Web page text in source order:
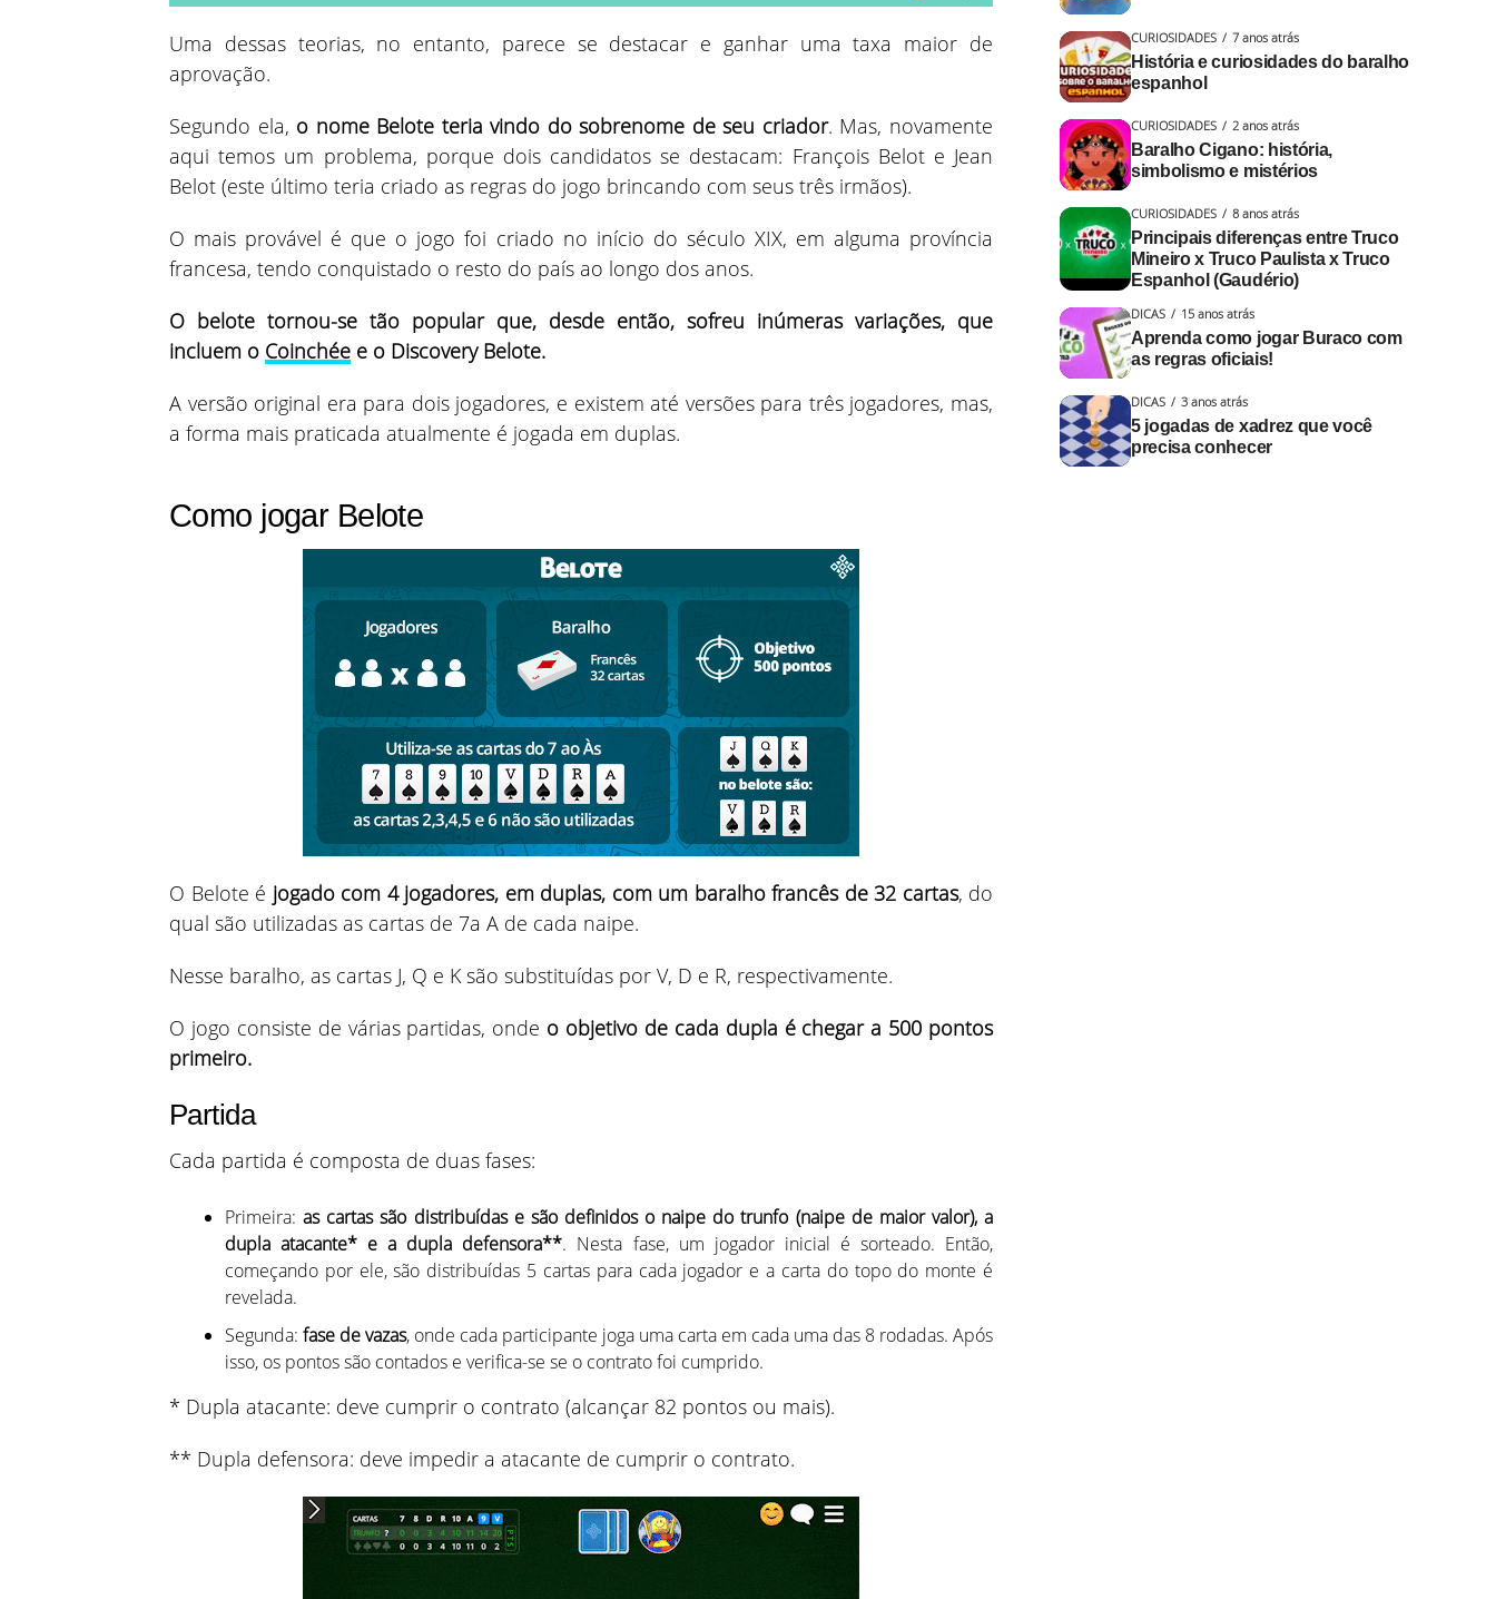
Uma dessas teorias, no entanto, parece se destacar e ganhar uma taxa maior de
aprovação.
Segundo ela, o nome Belote teria vindo do sobrenome de seu criador. Mas, novamente
aqui temos um problema, porque dois candidatos se destacam: François Belot e Jean
Belot (este último teria criado as regras do jogo brincando com seus três irmãos).
O mais provável é que o jogo foi criado no início do século XIX, em alguma província
francesa, tendo conquistado o resto do país ao longo dos anos.
O belote tornou-se tão popular que, desde então, sofreu inúmeras variações, que
incluem o Coinchée e o Discovery Belote.
A versão original era para dois jogadores, e existem até versões para três jogadores, mas,
a forma mais praticada atualmente é jogada em duplas.
Como jogar Belote
O Belote é jogado com 4 jogadores, em duplas, com um baralho francês de 32 cartas, do
qual são utilizadas as cartas de 7a A de cada naipe.
Nesse baralho, as cartas J, Q e K são substituídas por V, D e R, respectivamente.
O jogo consiste de várias partidas, onde o objetivo de cada dupla é chegar a 500 pontos
primeiro.
Partida
Cada partida é composta de duas fases:
Primeira:as cartas são distribuídas e são definidos o naipe do trunfo (naipe de maior valor), a
dupla atacante* e a dupla defensora**. Nesta fase, um jogador inicial é sorteado. Então,
começando por ele, são distribuídas 5 cartas para cada jogador e a carta do topo do monte é
revelada.
Segunda: fase de vazas, onde cada participante joga uma carta em cada uma das 8 rodadas. Após
isso, os pontos são contados e verifica-se se o contrato foi cumprido.
* Dupla atacante: deve cumprir o contrato (alcançar 82 pontos ou mais).
** Dupla defensora: deve impedir a atacante de cumprir o contrato.
CURIOSIDADES 7 anos atrás
História e curiosidades do baralho
espanhol
CURIOSIDADES 2 anos atrás
Baralho Cigano: história,
simbolismo e mistérios
CURIOSIDADES 8 anos atrás
Principais diferenças entre Truco
Mineiro x Truco Paulista x Truco
Espanhol (Gaudério)
DICAS 15 anos atrás
Aprenda como jogar Buraco com
as regras oficiais!
DICAS 3 anos atrás
5 jogadas de xadrez que você
precisa conhecer